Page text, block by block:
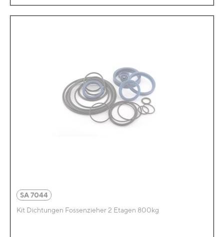
SA 7044
Kit Dichtungen Fossenzieher 2 Etagen 800kg